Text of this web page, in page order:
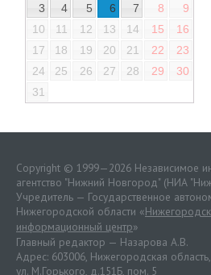
3
4 5 6 7 8
9
10
11 12 13 14 15
16
17
18 19 20 21 22
23
24
25 26 27 28 29
30
31
Copyright © 1999—2026 Независимое
агентство "Нижний Новгород" (НИА
Учредитель — Государственное
Нижегородской области «
информационный центр»
Главный редактор — Назарова А.В.
Адрес: 603006, Нижегородская
ул. М.Горького, д.151Б, пом. 5